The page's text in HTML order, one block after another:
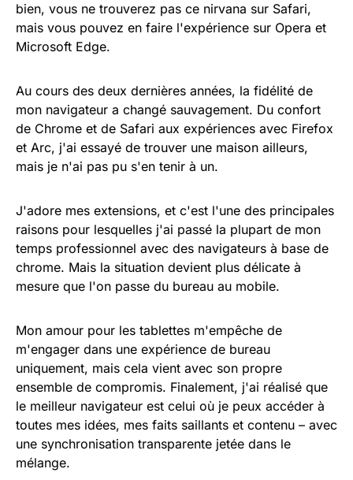
bien, vous ne trouverez pas ce nirvana sur Safari,
mais vous pouvez en faire l'expérience sur Opera et
Microsoft Edge.
Au cours des deux dernières années, la fidélité de
mon navigateur a changé sauvagement. Du confort
de Chrome et de Safari aux expériences avec Firefox
et Arc, j'ai essayé de trouver une maison ailleurs,
mais je n'ai pas pu s'en tenir à un.
J'adore mes extensions, et c'est l'une des principales
raisons pour lesquelles j'ai passé la plupart de mon
temps professionnel avec des navigateurs à base de
chrome. Mais la situation devient plus délicate à
mesure que l'on passe du bureau au mobile.
Mon amour pour les tablettes m'empêche de
m'engager dans une expérience de bureau
uniquement, mais cela vient avec son propre
ensemble de compromis. Finalement, j'ai réalisé que
le meilleur navigateur est celui où je peux accéder à
toutes mes idées, mes faits saillants et contenu – avec
une synchronisation transparente jetée dans le
mélange.